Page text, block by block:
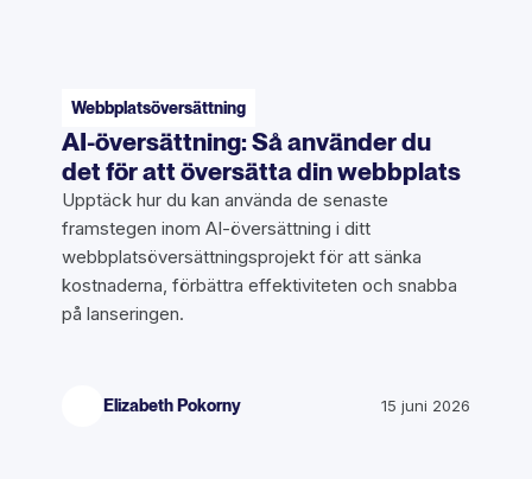
Webbplatsöversättning
AI-översättning: Så använder du
det för att översätta din webbplats
Upptäck hur du kan använda de senaste
framstegen inom AI-översättning i ditt
webbplatsöversättningsprojekt för att sänka
kostnaderna, förbättra effektiviteten och snabba
på lanseringen.
Elizabeth Pokorny 15 juni 2026